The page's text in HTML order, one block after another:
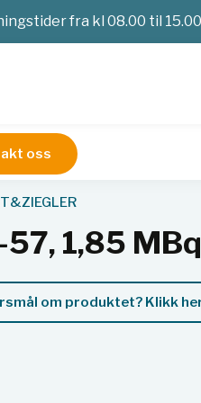
fra kl 08.00 til 15.00
oss
57, 1,85 MBq
om produktet? Klikk